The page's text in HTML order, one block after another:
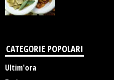
CATEGORIE POPOLARI
Ultim'ora